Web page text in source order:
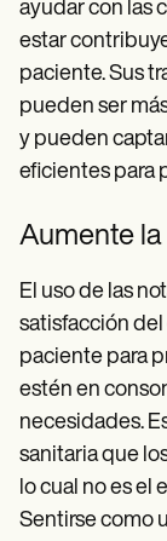
ayudar con las
estar
paciente. Sus
pueden ser
y pueden
eficientes para
Aumente
El uso de las
satisfacción
paciente para
estén en
necesidades.
sanitaria que
lo cual no es el
Sentirse como